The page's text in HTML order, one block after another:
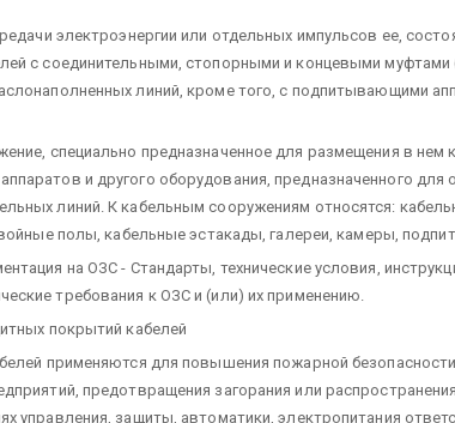
электроэнергии или отдельных импульсов ее,
с соединительными, стопорными и концевыми муфтами
линий, кроме того, с подпитывающими
специально предназначенное для размещения в нем
и другого оборудования, предназначенного для
линий. К кабельным сооружениям относятся:
полы, кабельные эстакады, галереи, камеры,
на ОЗС - Стандарты, технические условия,
требования к ОЗС и (или) их применению.
покрытий кабелей
применяются для повышения пожарной
предотвращения загорания или
управления, защиты, автоматики, электропитания